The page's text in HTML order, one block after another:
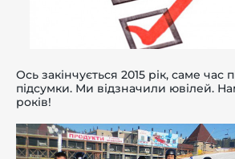
Ось закінчується 2015 рік, саме час
підсумки. Ми відзначили ювілей.
років!